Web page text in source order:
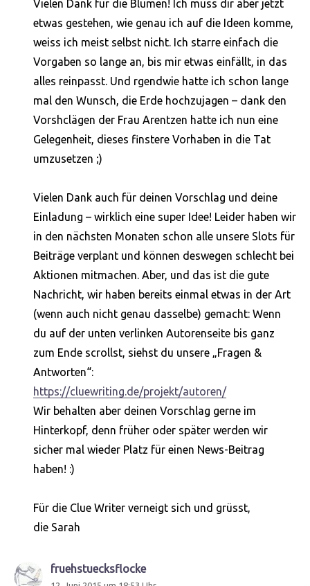
Vielen Dank für die Blumen! Ich muss dir aber jetzt
etwas gestehen, wie genau ich auf die Ideen komme,
weiss ich meist selbst nicht. Ich starre einfach die
Vorgaben so lange an, bis mir etwas einfällt, in das
alles reinpasst. Und rgendwie hatte ich schon lange
mal den Wunsch, die Erde hochzujagen – dank den
Vorshclägen der Frau Arentzen hatte ich nun eine
Gelegenheit, dieses finstere Vorhaben in die Tat
umzusetzen ;)
Vielen Dank auch für deinen Vorschlag und deine
Einladung – wirklich eine super Idee! Leider haben wir
in den nächsten Monaten schon alle unsere Slots für
Beiträge verplant und können deswegen schlecht bei
Aktionen mitmachen. Aber, und das ist die gute
Nachricht, wir haben bereits einmal etwas in der Art
(wenn auch nicht genau dasselbe) gemacht: Wenn
du auf der unten verlinken Autorenseite bis ganz
zum Ende scrollst, siehst du unsere „Fragen &
Antworten“:
https://cluewriting.de/projekt/autoren/
Wir behalten aber deinen Vorschlag gerne im
Hinterkopf, denn früher oder später werden wir
sicher mal wieder Platz für einen News-Beitrag
haben! :)
Für die Clue Writer verneigt sich und grüsst,
die Sarah
fruehstuecksflockesagt: